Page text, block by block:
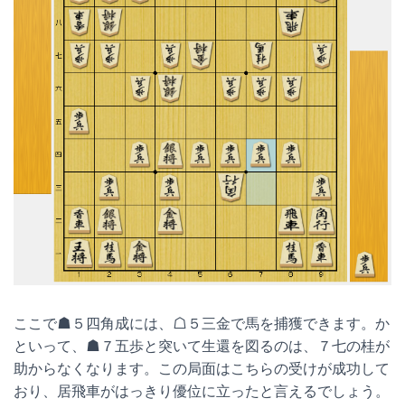
ここで☗５四角成には、☖５三金で馬を捕獲できます。か
といって、☗７五歩と突いて生還を図るのは、７七の桂が
助からなくなります。この局面はこちらの受けが成功して
おり、居飛車がはっきり優位に立ったと言えるでしょう。